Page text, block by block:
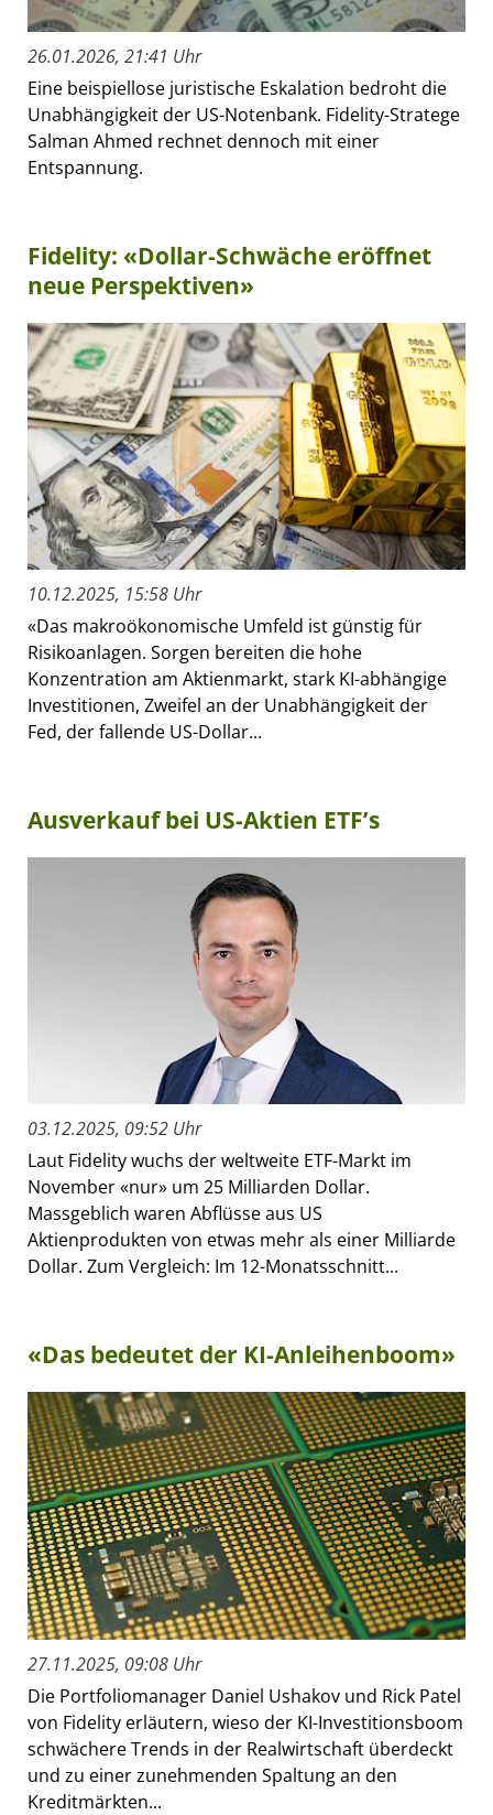
26.01.2026, 21:41 Uhr
Eine beispiellose juristische Eskalation bedroht die
Unabhängigkeit der US-Notenbank. Fidelity-Stratege
Salman Ahmed rechnet dennoch mit einer
Entspannung.
Fidelity: «Dollar-Schwäche eröffnet
neue Perspektiven»
10.12.2025, 15:58 Uhr
«Das makroökonomische Umfeld ist günstig für
Risikoanlagen. Sorgen bereiten die hohe
Konzentration am Aktienmarkt, stark KI-abhängige
Investitionen, Zweifel an der Unabhängigkeit der
Fed, der fallende US-Dollar...
Ausverkauf bei US-Aktien ETF’s
03.12.2025, 09:52 Uhr
Laut Fidelity wuchs der weltweite ETF-Markt im
November «nur» um 25 Milliarden Dollar.
Massgeblich waren Abflüsse aus US
Aktienprodukten von etwas mehr als einer Milliarde
Dollar. Zum Vergleich: Im 12-Monatsschnitt...
«Das bedeutet der KI-Anleihenboom»
27.11.2025, 09:08 Uhr
Die Portfoliomanager Daniel Ushakov und Rick Patel
von Fidelity erläutern, wieso der KI-Investitionsboom
schwächere Trends in der Realwirtschaft überdeckt
und zu einer zunehmenden Spaltung an den
Kreditmärkten...